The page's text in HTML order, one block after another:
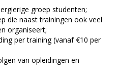
groep studenten;
die naast trainingen ook veel
organiseert;
per training (vanaf €10 per
van opleidingen en